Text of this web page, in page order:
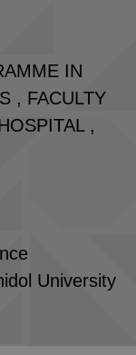
IN
, FACULTY
,
University